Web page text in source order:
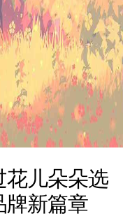
花儿朵朵选
牌新篇章